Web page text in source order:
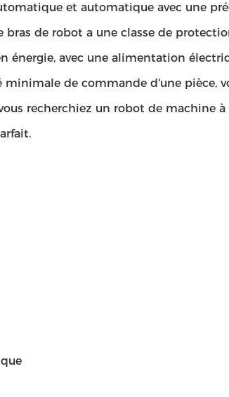
et automatique avec une
de robot a une classe de
avec une alimentation
de commande d'une pièce,
recherchiez un robot de machine